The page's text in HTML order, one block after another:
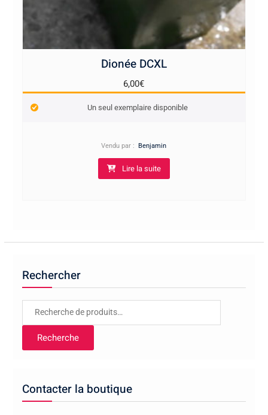
Dionée DCXL
6,00€
Un seul exemplaire disponible
Vendu par :Benjamin
Lire la suite
Rechercher
Recherche
Recherche
Contacter la boutique